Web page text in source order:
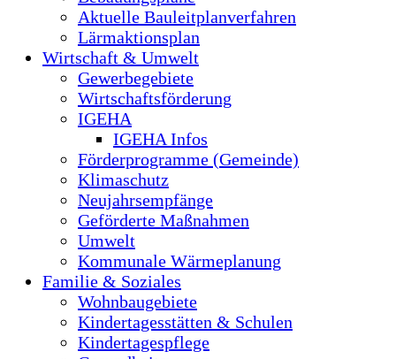
Aktuelle Bauleitplanverfahren
Lärmaktionsplan
Wirtschaft & Umwelt
Gewerbegebiete
Wirtschaftsförderung
IGEHA
IGEHA Infos
Förderprogramme (Gemeinde)
Klimaschutz
Neujahrsempfänge
Geförderte Maßnahmen
Umwelt
Kommunale Wärmeplanung
Familie & Soziales
Wohnbaugebiete
Kindertagesstätten & Schulen
Kindertagespflege